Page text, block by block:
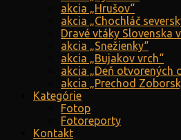
akcia „Hrušov“
akcia „Chochláč
Dravé vtáky Slovenska
akcia „Snežienky“
akcia „Bujakov vrch“
akcia „Deň otvorených
akcia „Prechod
Kategórie
Fotop
Fotoreporty
Kontakt